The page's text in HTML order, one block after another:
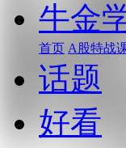
牛金
首页 A股特战
话题
好看